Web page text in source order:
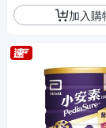
加入購